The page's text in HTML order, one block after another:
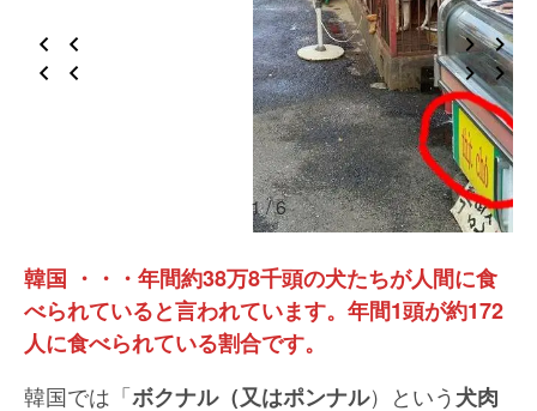
1 / 6
韓国 ・・・年間約38万8千頭の犬たちが人間に食
べられていると言われています。年間1頭が約172
人に食べられている割合です。
韓国では「ボクナル（又はポンナル）という犬肉